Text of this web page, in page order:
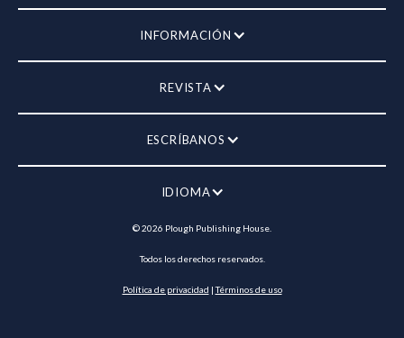
INFORMACIÓN
REVISTA
ESCRÍBANOS
IDIOMA
©2026 Plough Publishing House.
Todos los derechos reservados.
Política de privacidad |Términos de uso